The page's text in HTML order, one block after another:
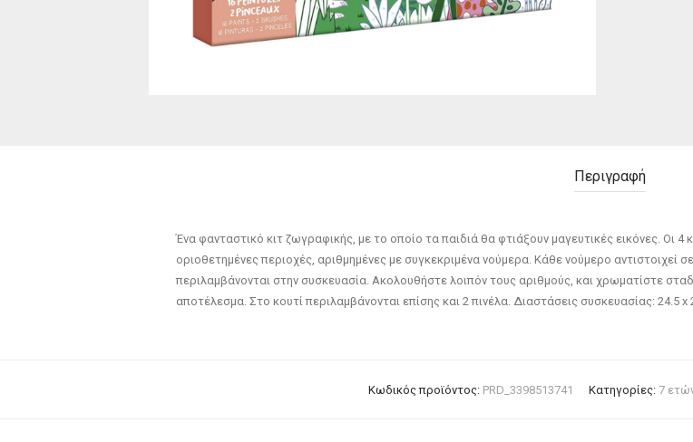
Περιγραφή
Ένα φανταστικό κιτ ζωγραφικής, με το οποίο τα παιδιά θα φτιάξουν μαγευτικές εικόνες. Οι
οριοθετημένες περιοχές, αριθμημένες με συγκεκριμένα νούμερα. Κάθε νούμερο αντιστοιχεί
περιλαμβάνονται στην συσκευασία. Ακολουθήστε λοιπόν τους αριθμούς, και χρωματίστε
αποτέλεσμα. Στο κουτί περιλαμβάνονται επίσης και 2 πινέλα. Διαστάσεις συσκευασίας: 24.5 x
Κωδικός προϊόντος: PRD_3398513741 Κατηγορίες: 7